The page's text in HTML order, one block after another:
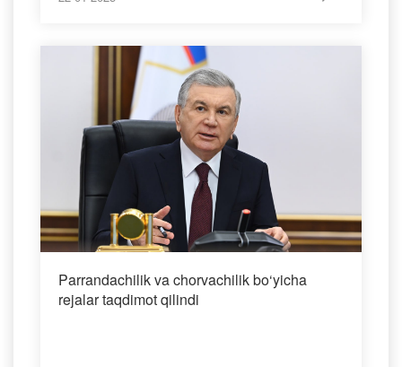
Parrandachilik va chorvachilik bo‘yicha
rejalar taqdimot qilindi